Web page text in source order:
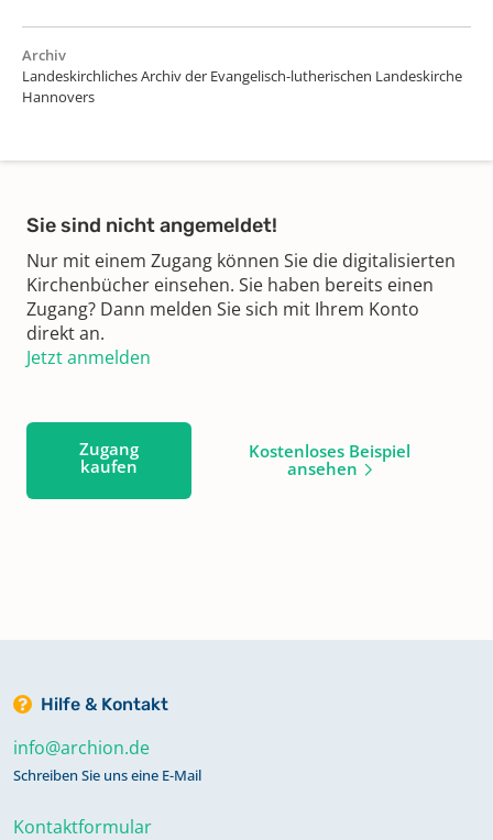
Archiv
Landeskirchliches Archiv der Evangelisch-lutherischen Landeskirche
Hannovers
Sie sind nicht angemeldet!
Nur mit einem Zugang können Sie die digitalisierten
Kirchenbücher einsehen. Sie haben bereits einen
Zugang? Dann melden Sie sich mit Ihrem Konto
direkt an.
Jetzt anmelden
Zugang
kaufen
Kostenloses Beispiel
ansehen
Hilfe & Kontakt
info@archion.de
Schreiben Sie uns eine E-Mail
Kontaktformular